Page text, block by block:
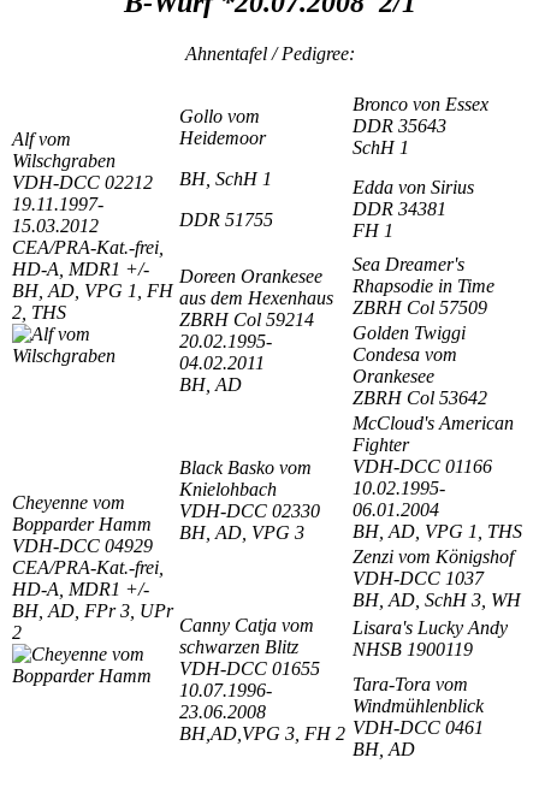
Ahnentafel / Pedigree:
Alf vom
Wilschgraben
VDH-DCC 02212
19.11.1997-
15.03.2012
CEA/PRA-Kat.-frei,
HD-A, MDR1 +/-
BH, AD, VPG 1, FH
2, THS
Gollo vom
Heidemoor
BH, SchH 1
DDR 51755
Bronco von Essex
DDR 35643
SchH 1
Edda von Sirius
DDR 34381
FH 1
Doreen Orankesee
aus dem Hexenhaus
ZBRH Col 59214
20.02.1995-
04.02.2011
BH, AD
Sea Dreamer's
Rhapsodie in Time
ZBRH Col 57509
Golden Twiggi
Condesa vom
Orankesee
ZBRH Col 53642
Cheyenne vom
Bopparder Hamm
VDH-DCC 04929
CEA/PRA-Kat.-frei,
HD-A, MDR1 +/-
BH, AD, FPr 3, UPr
2
Black Basko vom
Knielohbach
VDH-DCC 02330
BH, AD, VPG 3
McCloud's American
Fighter
VDH-DCC 01166
10.02.1995-
06.01.2004
BH, AD, VPG 1, THS
Zenzi vom Königshof
VDH-DCC 1037
BH, AD, SchH 3, WH
Canny Catja vom
schwarzen Blitz
VDH-DCC 01655
10.07.1996-
23.06.2008
BH,AD,VPG 3, FH 2
Lisara's Lucky Andy
NHSB 1900119
Tara-Tora vom
Windmühlenblick
VDH-DCC 0461
BH, AD